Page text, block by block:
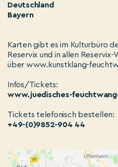
Deutschland
Bayern
Karten gibt es im Kulturbüro
Reservix und in allen
über www.kunstklang-
Infos/Tickets:
www.juedisches-
Tickets telefonisch bestellen:
+49-(0)9852-904 44